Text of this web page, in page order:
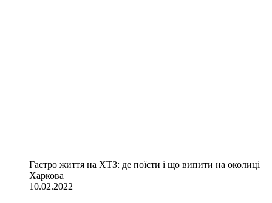
Гастро життя на ХТЗ: де поїсти і що випити на околиці
Харкова
10.02.2022